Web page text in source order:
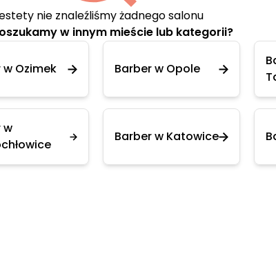
nie znaleźliśmy żadnego salonu
w innym mieście lub kategorii?
w Ozimek Barber w Opole
w
Barber w Katowice